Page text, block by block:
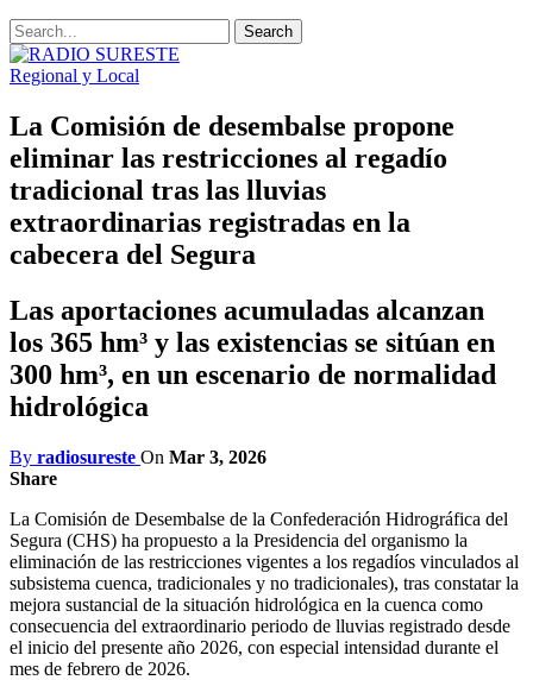
Regional y Local
La Comisión de desembalse propone
eliminar las restricciones al regadío
tradicional tras las lluvias
extraordinarias registradas en la
cabecera del Segura
Las aportaciones acumuladas alcanzan
los 365 hm³ y las existencias se sitúan en
300 hm³, en un escenario de normalidad
hidrológica
By radiosureste On Mar 3, 2026
Share
La Comisión de Desembalse de la Confederación Hidrográfica del
Segura (CHS) ha propuesto a la Presidencia del organismo la
eliminación de las restricciones vigentes a los regadíos vinculados al
subsistema cuenca, tradicionales y no tradicionales), tras constatar la
mejora sustancial de la situación hidrológica en la cuenca como
consecuencia del extraordinario periodo de lluvias registrado desde
el inicio del presente año 2026, con especial intensidad durante el
mes de febrero de 2026.